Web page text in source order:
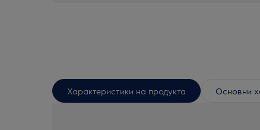
Характеристики на продукта Основни